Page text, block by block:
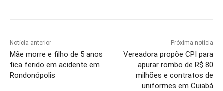
Notícia anterior
Mãe morre e filho de 5 anos
fica ferido em acidente em
Rondonópolis
Próxima notícia
Vereadora propõe CPI para
apurar rombo de R$ 80
milhões e contratos de
uniformes em Cuiabá